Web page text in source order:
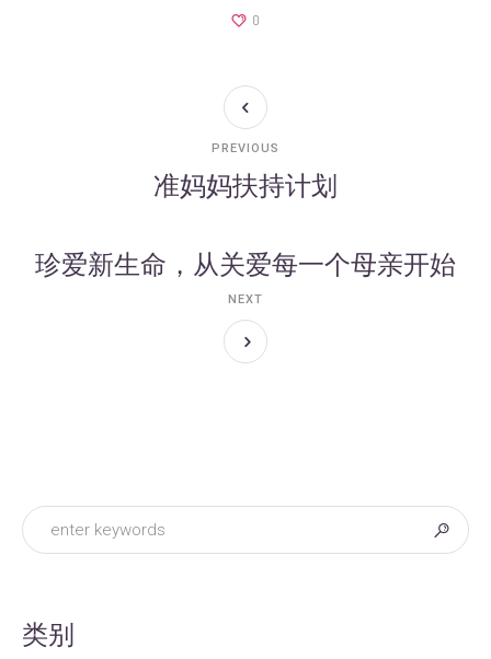
0
准妈妈扶持计划
PREVIOUS
珍爱新生命，从关爱每一个母亲开始
NEXT
类别